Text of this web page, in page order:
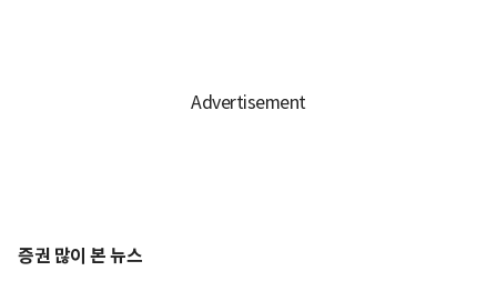
증권 많이 본 뉴스